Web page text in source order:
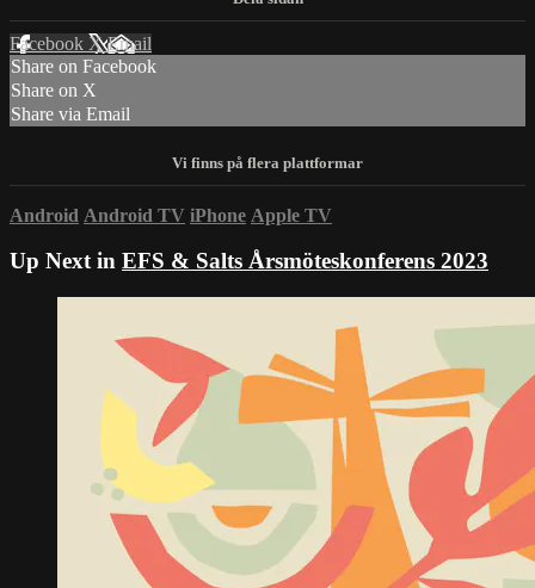
Facebook XEmail
Share on Facebook
Share on X
Share via Email
Android Android TV iPhone Apple TV
Up Next in EFS & Salts Årsmöteskonferens 2023